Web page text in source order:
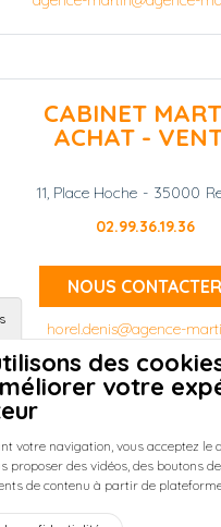
CABINET
ACHAT -
11, Place Hoche - 35000
02.99.36.19.36
NOUS CONTACTER
horel.denis@agence-
pagesQui sommes-nous ?
votre achat immobilier
nos programmes
Entreprises : Bureaux &
des
votre
votre navigation, vous acceptez le
proposer des vidéos, des boutons
de contenu à partir de